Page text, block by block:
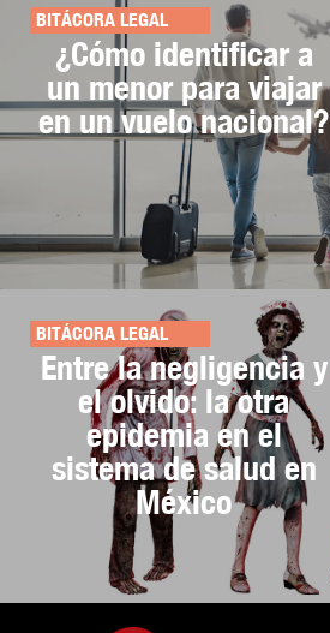
BITÁCORA LEGAL
¿Cómo identificar a
un menor para viajar
en un vuelo nacional?
BITÁCORA LEGAL
Entre la negligencia y
el olvido: la otra
epidemia en el
sistema de salud en
México